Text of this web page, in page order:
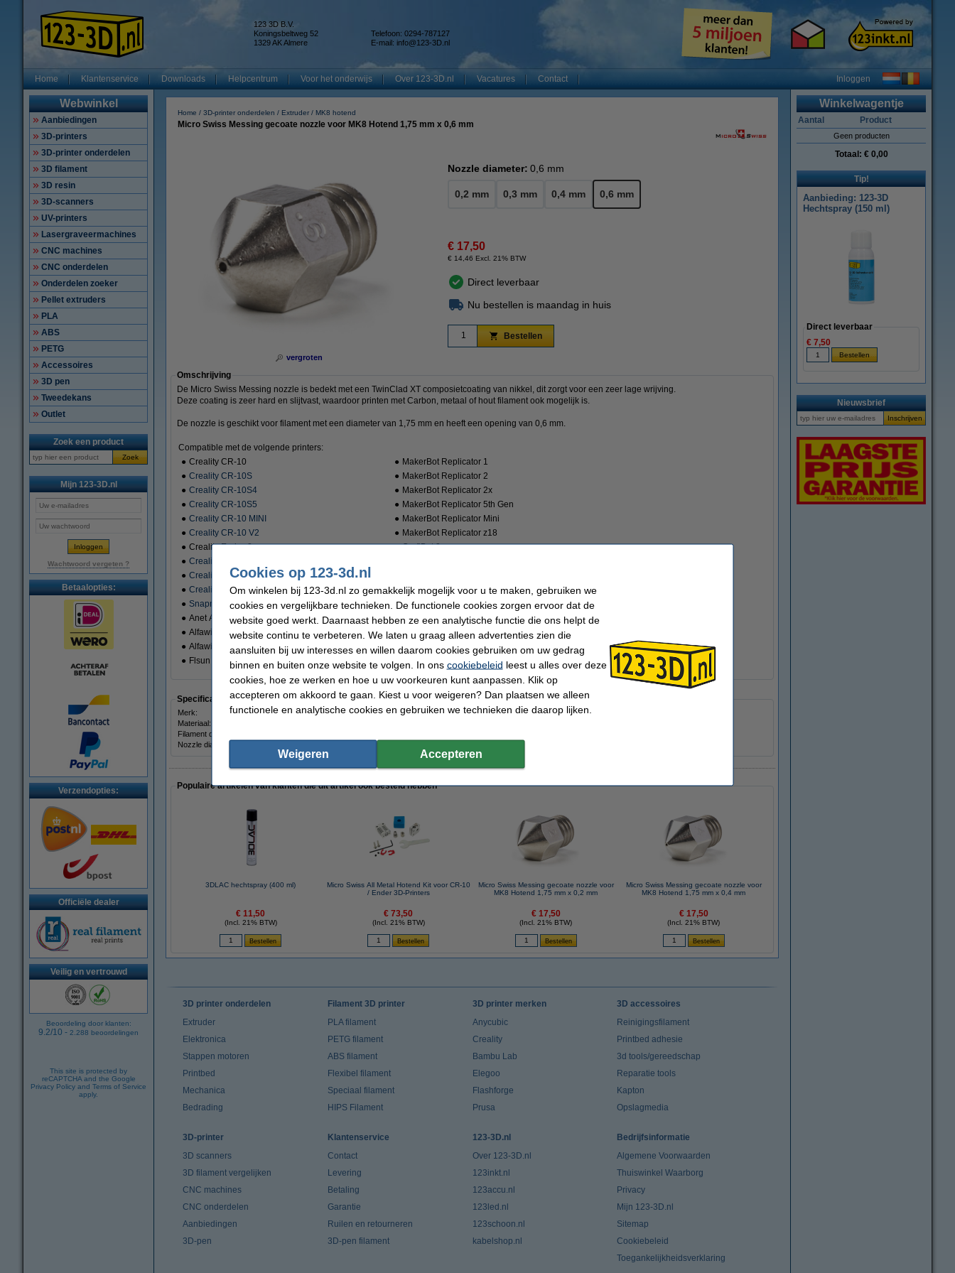
123 3D B.V.
Koningsbeltweg 52
1329 AK Almere
Telefoon: 0294-787127
E-mail: info@123-3D.nl
Home Klantenservice Downloads Helpcentrum Voor het onderwijs Over 123-3D.nl Vacatures Contact Inloggen
Webwinkel
Aanbiedingen
3D-printers
3D-printer onderdelen
3D filament
3D resin
3D-scanners
UV-printers
Lasergraveermachines
CNC machines
CNC onderdelen
Onderdelen zoeker
Pellet extruders
PLA
ABS
PETG
Accessoires
3D pen
Tweedekans
Outlet
Zoek een product
Zoek
Mijn 123-3D.nl
Wachtwoord vergeten ?
Betaalopties:
Verzendopties:
Officiële dealer
Veilig en vertrouwd
Beoordeling door klanten:
9.2/10 - 2.288 beoordelingen
This site is protected by
reCAPTCHA and the Google
Privacy Policy and Terms of Service
apply.
Home 3D-printer onderdelen Extruder MK8 hotend
Micro Swiss Messing gecoate nozzle voor MK8 Hotend 1,75 mm x 0,6 mm
vergroten
Nozzle diameter: 0,6 mm
0,2 mm 0,3 mm 0,4 mm 0,6 mm
€ 17,50
€ 14,46 Excl. 21% BTW
Direct leverbaar
Nu bestellen is maandag in huis
Bestellen
Omschrijving
De Micro Swiss Messing nozzle is bedekt met een TwinClad XT composietcoating van nikkel, dit zorgt voor een zeer lage wrijving.
Deze coating is zeer hard en slijtvast, waardoor printen met Carbon, metaal of hout filament ook mogelijk is.
De nozzle is geschikt voor filament met een diameter van 1,75 mm en heeft een opening van 0,6 mm.
Compatible met de volgende printers:
● Creality CR-10 ● MakerBot Replicator 1
● Creality CR-10S ● MakerBot Replicator 2
● Creality CR-10S4 ● MakerBot Replicator 2x
● Creality CR-10S5 ● MakerBot Replicator 5th Gen
● Creality CR-10 MINI ● MakerBot Replicator Mini
● Creality CR-10 V2 ● MakerBot Replicator z18
● Creality Ender-2 ● CraftBot 2
● Creality Ender-3
● Creality CR-20
● Creality CR-20 Pro ● BQ Prusa I3 Hephestos
● Snapmaker 3-in-1 3D Printer ● TronXY X5S
● Anet A8 ● Tevo Tornado
● Alfawise U20 ● Micro Swiss All Metal Hotend for CR-10
● Alfawise U30 ● Micro Swiss All Metal Hotend for CR-10s Pro
● Flsun QQ-S Geeetech A10, A20, A30
Specificaties
Merk: Micro Swiss Schroefdraad type:
Materiaal:
Filament diameter:
Nozzle diameter:
Populaire artikelen van klanten die dit artikel ook besteld hebben
3DLAC hechtspray (400 ml)
€ 11,50
(Incl. 21% BTW)
Micro Swiss All Metal Hotend Kit voor CR-10
/ Ender 3D-Printers
€ 73,50
(Incl. 21% BTW)
Micro Swiss Messing gecoate nozzle voor
MK8 Hotend 1,75 mm x 0,2 mm
€ 17,50
(Incl. 21% BTW)
Micro Swiss Messing gecoate nozzle voor
MK8 Hotend 1,75 mm x 0,4 mm
€ 17,50
(Incl. 21% BTW)
Winkelwagentje
Aantal Product
Geen producten
Totaal: € 0,00
Tip!
Aanbieding: 123-3D
Hechtspray (150 ml)
Direct leverbaar
€ 7,50
Nieuwsbrief
3D printer onderdelen
Extruder
Elektronica
Stappen motoren
Printbed
Mechanica
Bedrading
Filament 3D printer
PLA filament
PETG filament
ABS filament
Flexibel filament
Speciaal filament
HIPS Filament
3D printer merken
Anycubic
Creality
Bambu Lab
Elegoo
Flashforge
Prusa
3D accessoires
Reinigingsfilament
Printbed adhesie
3d tools/gereedschap
Reparatie tools
Kapton
Opslagmedia
3D-printer
3D scanners
3D filament vergelijken
CNC machines
CNC onderdelen
Aanbiedingen
3D-pen
Klantenservice
Contact
Levering
Betaling
Garantie
Ruilen en retourneren
3D-pen filament
123-3D.nl
Over 123-3D.nl
123inkt.nl
123accu.nl
123led.nl
123schoon.nl
kabelshop.nl
Bedrijfsinformatie
Algemene Voorwaarden
Thuiswinkel Waarborg
Privacy
Mijn 123-3D.nl
Sitemap
Cookiebeleid
Toegankelijkheidsverklaring
Cookies op 123-3d.nl
Om winkelen bij 123-3d.nl zo gemakkelijk mogelijk voor u te maken, gebruiken we
cookies en vergelijkbare technieken. De functionele cookies zorgen ervoor dat de
website goed werkt. Daarnaast hebben ze een analytische functie die ons helpt de
website continu te verbeteren. We laten u graag alleen advertenties zien die
aansluiten bij uw interesses en willen daarom cookies gebruiken om uw gedrag
binnen en buiten onze website te volgen. In ons cookiebeleid leest u alles over deze
cookies, hoe ze werken en hoe u uw voorkeuren kunt aanpassen. Klik op
accepteren om akkoord te gaan. Kiest u voor weigeren? Dan plaatsen we alleen
functionele en analytische cookies en gebruiken we technieken die daarop lijken.
Weigeren Accepteren